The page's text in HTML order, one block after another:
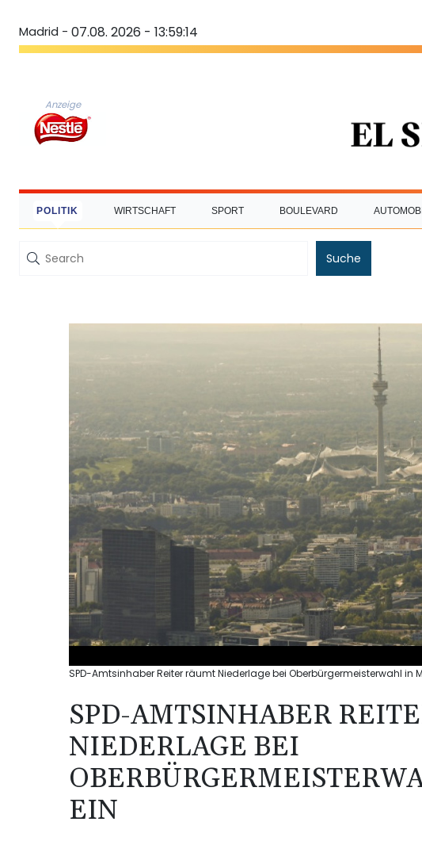
Madrid - 07.08. 2026 - 13:59:15
Anzeige
POLITIK WIRTSCHAFT SPORT BOULEVARD
Suche
SPD-Amtsinhaber Reiter räumt Niederlage bei Oberbürgermeisterwahl in
SPD-AMTSINHABER
NIEDERLAGE BEI
EIN